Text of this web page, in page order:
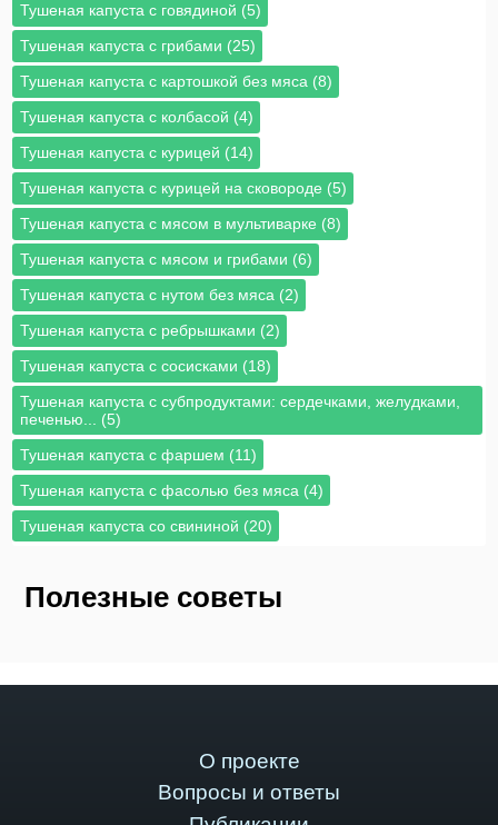
Тушеная капуста с говядиной (5)
Тушеная капуста с грибами (25)
Тушеная капуста с картошкой без мяса (8)
Тушеная капуста с колбасой (4)
Тушеная капуста с курицей (14)
Тушеная капуста с курицей на сковороде (5)
Тушеная капуста с мясом в мультиварке (8)
Тушеная капуста с мясом и грибами (6)
Тушеная капуста с нутом без мяса (2)
Тушеная капуста с ребрышками (2)
Тушеная капуста с сосисками (18)
Тушеная капуста с субпродуктами: сердечками, желудками,
печенью... (5)
Тушеная капуста с фаршем (11)
Тушеная капуста с фасолью без мяса (4)
Тушеная капуста со свининой (20)
Полезные советы
О проекте
Вопросы и ответы